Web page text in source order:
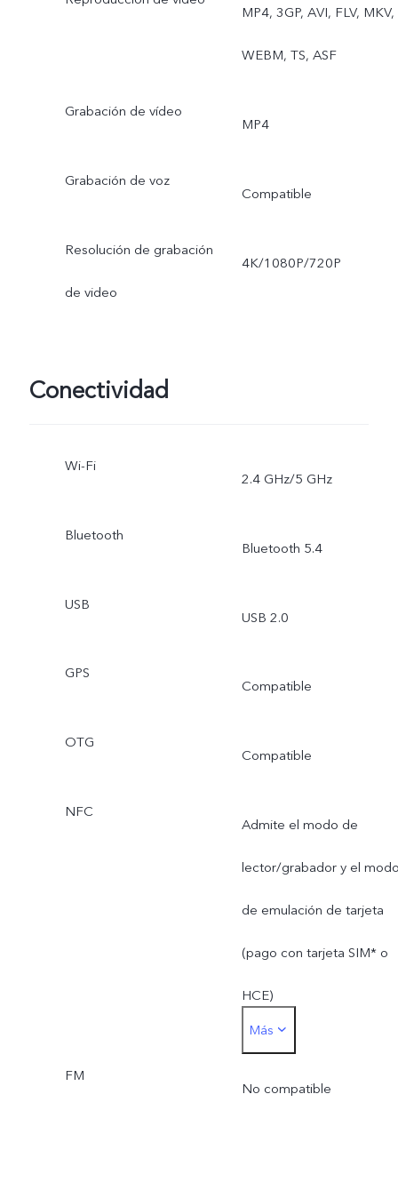
Profesional, Alta
resolución, Documento
MP4, 3GP, AVI, FLV, MKV,
WEBM, TS, ASF
Grabación de vídeo
MP4
Grabación de voz
Compatible
Resolución de grabación
de video
4K/1080P/720P
Conectividad
Wi-Fi
2.4 GHz/5 GHz
Bluetooth
Bluetooth 5.4
USB
USB 2.0
GPS
Compatible
OTG
Compatible
NFC
Admite el modo de
lector/grabador y el
de emulación de tarjeta
(pago con tarjeta SIM* o
HCE)
* La tarjeta SIM que se
utiliza para el pago con
Más
FM
No compatible